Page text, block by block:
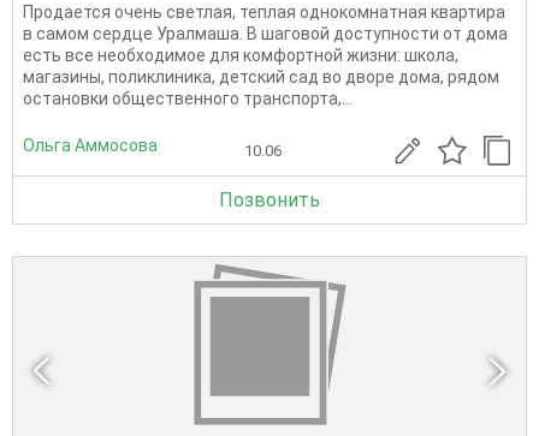
Продается очень светлая, теплая однокомнатная квартира
в самом сердце Уралмаша. В шаговой доступности от дома
есть все необходимое для комфортной жизни: школа,
магазины, поликлиника, детский сад во дворе дома, рядом
остановки общественного транспорта,...
Ольга Аммосова 10.06
Позвонить